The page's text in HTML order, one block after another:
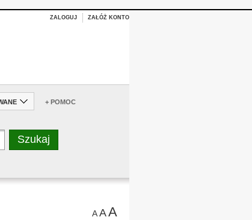
ZALOGUJ ZAŁÓŻ KONTO
+ POMOC
AAA